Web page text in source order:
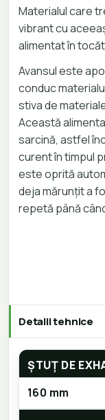
Materialul care
vibrant cu
alimentat în
Avansul este
conduc
stiva de
Această
sarcină, astfel
curent în timpul
este oprită
deja mărunțit a
repetă până
Detalii tehnice
ȘTUȚ DE
160 mm